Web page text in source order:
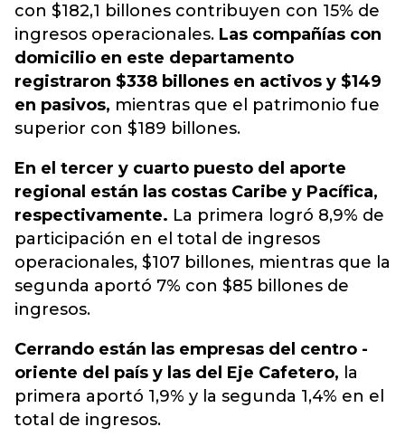
con $182,1 billones contribuyen con 15% de
ingresos operacionales. Las compañías con
domicilio en este departamento
registraron $338 billones en activos y $149
en pasivos, mientras que el patrimonio fue
superior con $189 billones.
En el tercer y cuarto puesto del aporte
regional están las costas Caribe y Pacífica,
respectivamente. La primera logró 8,9% de
participación en el total de ingresos
operacionales, $107 billones, mientras que la
segunda aportó 7% con $85 billones de
ingresos.
Cerrando están las empresas del centro -
oriente del país y las del Eje Cafetero, la
primera aportó 1,9% y la segunda 1,4% en el
total de ingresos.